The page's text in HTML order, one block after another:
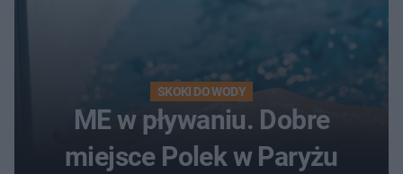
SKOKI DO WODY
ME w pływaniu. Dobre
miejsce Polek w Paryżu